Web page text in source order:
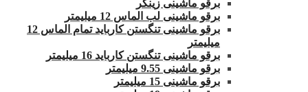
برقو ماشینی زینگر
برقو ماشینی لب الماس 12 میلیمتر
برقو ماشینی تنگستن کارباید تمام الماس 12
میلیمتر
برقو ماشینی تنگستن کارباید 16 میلیمتر
برقو ماشینی 9.55 میلیمتر
برقو ماشینی 15 میلیمتر